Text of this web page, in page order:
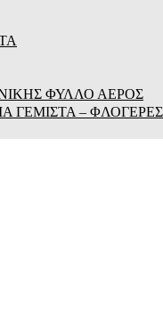
ΦΥΛΛΟ ΑΕΡΟΣ
ΓΕΜΙΣΤΑ – ΦΛΟΓΕΡΕΣ